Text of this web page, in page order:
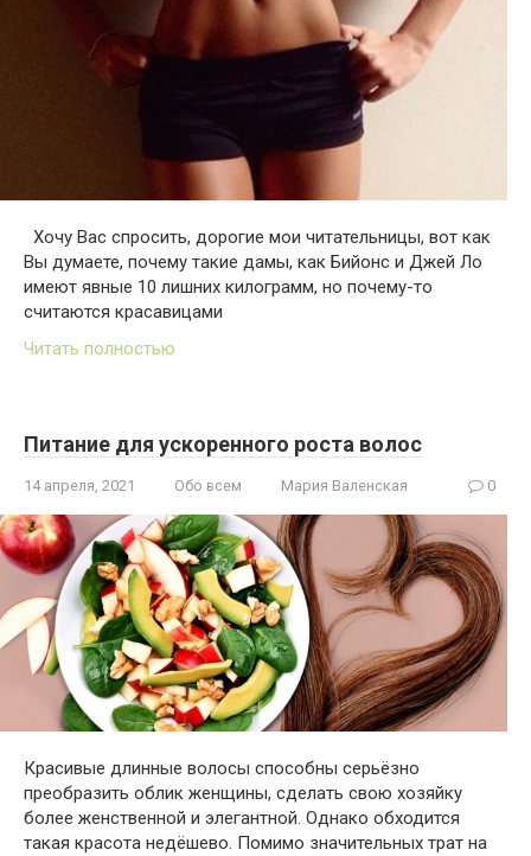
Хочу Вас спросить, дорогие мои читательницы, вот как
Вы думаете, почему такие дамы, как Бийонс и Джей Ло
имеют явные 10 лишних килограмм, но почему-то
считаются красавицами
Читать полностью
Питание для ускоренного роста волос
14 апреля, 2021 Обо всем Мария Валенская 0
Красивые длинные волосы способны серьёзно
преобразить облик женщины, сделать свою хозяйку
более женственной и элегантной. Однако обходится
такая красота недёшево. Помимо значительных трат на